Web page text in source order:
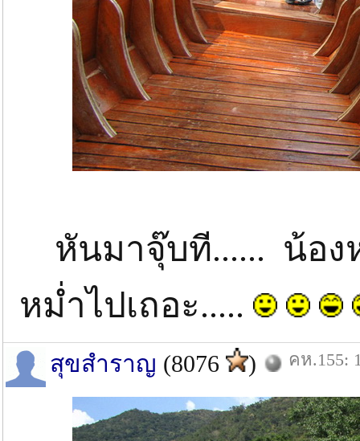
หันมาจุ๊บที...... น้อง
หม่ำไปเถอะ.....
สุขสำราญ (8076 ) คห.155: